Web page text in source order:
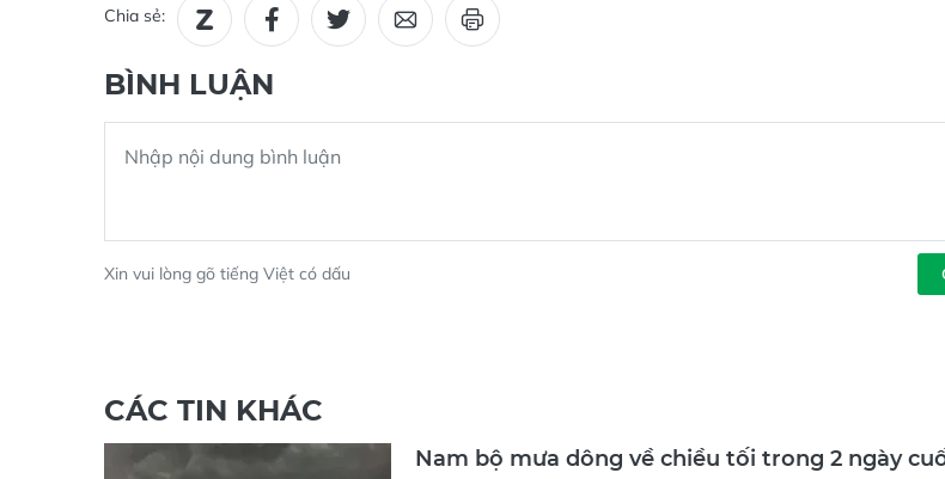
Chia sẻ:
BÌNH LUẬN
Xin vui lòng gõ tiếng Việt có dấu
CÁC TIN KHÁC
Nam bộ mưa dông về chiều tối trong 2 ngày